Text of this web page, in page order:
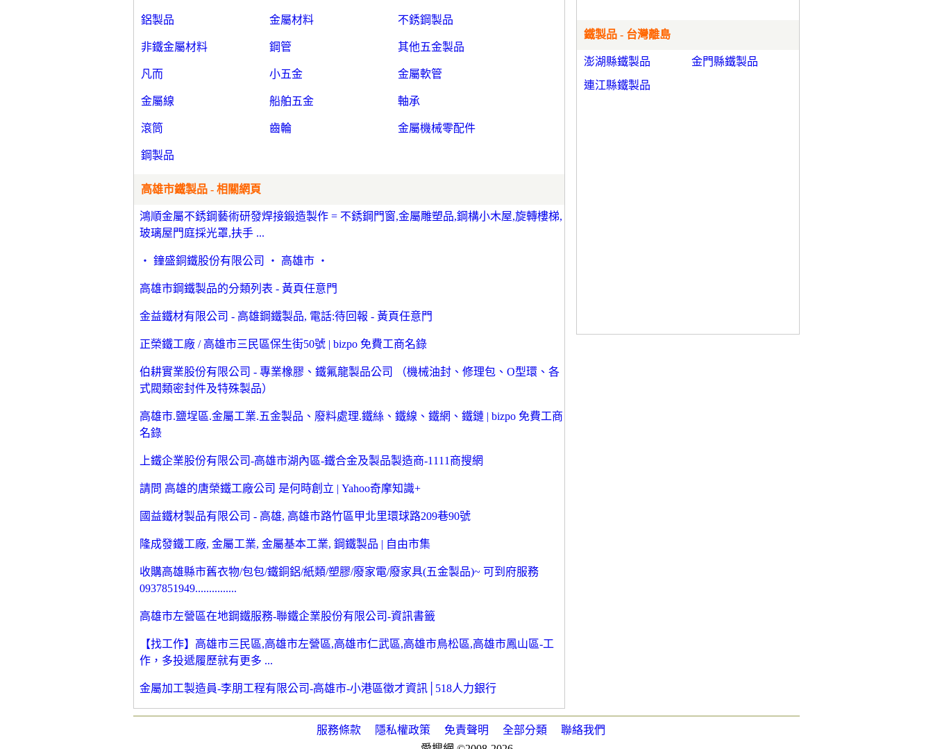
鋁製品 金屬材料 不銹鋼製品
非鐵金屬材料 鋼管 其他五金製品
凡而 小五金 金屬軟管
金屬線 船舶五金 軸承
滾筒 齒輪 金屬機械零配件
鋼製品
高雄市鐵製品 - 相關網頁
鴻順金屬不銹鋼藝術研發焊接鍛造製作 = 不銹鋼門窗,金屬雕塑品,鋼構小木屋,旋轉樓梯,
玻璃屋門庭採光罩,扶手 ...
‧ 鐘盛銅鐵股份有限公司 ‧ 高雄市 ‧
高雄市鋼鐵製品的分類列表 - 黃頁任意門
金益鐵材有限公司 - 高雄鋼鐵製品, 電話:待回報 - 黃頁任意門
正榮鐵工廠 / 高雄市三民區保生街50號 | bizpo 免費工商名錄
伯耕實業股份有限公司 - 專業橡膠、鐵氟龍製品公司 （機械油封、修理包、O型環、各
式閥類密封件及特殊製品）
高雄市.鹽埕區.金屬工業.五金製品、廢料處理.鐵絲、鐵線、鐵網、鐵鏈 | bizpo 免費工商
名錄
上鐵企業股份有限公司-高雄市湖內區-鐵合金及製品製造商-1111商搜網
請問 高雄的唐榮鐵工廠公司 是何時創立 | Yahoo奇摩知識+
國益鐵材製品有限公司 - 高雄, 高雄市路竹區甲北里環球路209巷90號
隆成發鐵工廠, 金屬工業, 金屬基本工業, 鋼鐵製品 | 自由市集
收購高雄縣市舊衣物/包包/鐵銅鋁/紙類/塑膠/廢家電/廢家具(五金製品)~ 可到府服務
0937851949...............
高雄市左營區在地鋼鐵服務-聯鐵企業股份有限公司-資訊書籤
【找工作】高雄市三民區,高雄市左營區,高雄市仁武區,高雄市鳥松區,高雄市鳳山區-工
作，多投遞履歷就有更多 ...
金屬加工製造員-李朋工程有限公司-高雄市-小港區徵才資訊│518人力銀行
鐵製品 - 台灣離島
澎湖縣鐵製品
金門縣鐵製品
連江縣鐵製品
服務條款 隱私權政策 免責聲明 全部分類
聯絡我們